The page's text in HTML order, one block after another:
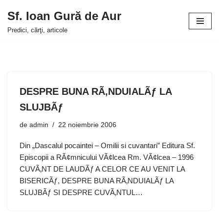
Sari
Sf. Ioan Gură de Aur
Predici, cărţi, articole
DESPRE BUNA RÃ‚NDUIALÃƒ LA
SLUJBÃƒ
de admin 22 noiembrie 2006
Din „Dascalul pocaintei – Omilii si cuvantari” Editura Sf.
Episcopii a RÃ¢mnicului VÃ¢lcea Rm. VÃ¢lcea – 1996
CUVÃ‚NT DE LAUDÃƒ A CELOR CE AU VENIT LA
BISERICÃƒ, DESPRE BUNA RÃ‚NDUIALÃƒ LA
SLUJBÃƒ SI DESPRE CUVÃ‚NTUL…